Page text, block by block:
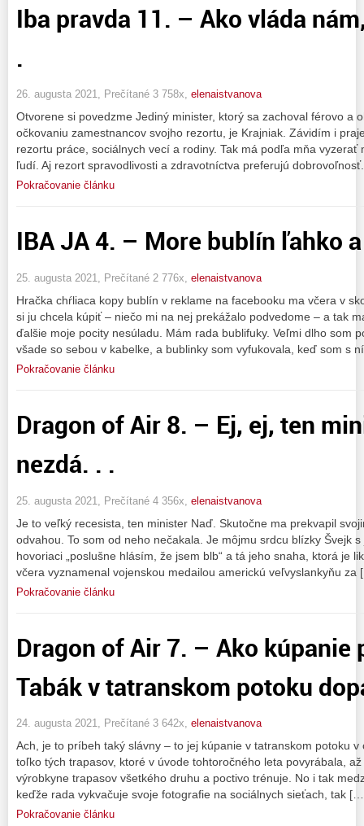
Iba pravda 11. – Ako vláda
.
26. augusta 2021, Prečítané 3 758x, elenaistvanova
Otvorene si povedzme Jediný minister, ktorý sa zachoval férovo a
očkovaniu zamestnancov svojho rezortu, je Krajniak. Závidím i
rezortu práce, sociálnych vecí a rodiny. Tak má podľa mňa vyzerať
ľudí. Aj rezort spravodlivosti a zdravotníctva preferujú
Pokračovanie článku
IBA JA 4. – More bublín ľahko
25. augusta 2021, Prečítané 2 776x, elenaistvanova
Hračka chŕliaca kopy bublín v reklame na facebooku ma včera v
si ju chcela kúpiť – niečo mi na nej prekážalo podvedome – a tak
ďalšie moje pocity nesúladu. Mám rada bublifuky. Veľmi dlho som
všade so sebou v kabelke, a bublinky som vyfukovala, keď som s
Pokračovanie článku
Dragon of Air 8. – Ej, ej, ten
nezdá. . .
25. augusta 2021, Prečítané 4 356x, elenaistvanova
Je to veľký recesista, ten minister Naď. Skutočne ma prekvapil
odvahou. To som od neho nečakala. Je môjmu srdcu blízky Švejk
hovoriaci „poslušne hlásím, že jsem blb“ a tá jeho snaha, ktorá je
včera vyznamenal vojenskou medailou americkú veľvyslankyňu za
Pokračovanie článku
Dragon of Air 7. – Ako kúpanie
Tabák v tatranskom potoku
24. augusta 2021, Prečítané 3 642x, elenaistvanova
Ach, je to príbeh taký slávny – to jej kúpanie v tatranskom potoku
toľko tých trapasov, ktoré v úvode tohtoročného leta povyrábala,
výrobkyne trapasov všetkého druhu a poctivo trénuje. No i tak
keďže rada vykvačuje svoje fotografie na sociálnych sieťach, tak
Pokračovanie článku